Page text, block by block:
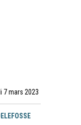
7 mars 2023